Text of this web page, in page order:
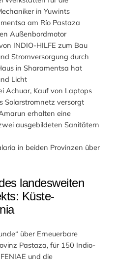
in Yuwints
am Río Pastaza
Außenbordmotor
INDIO-HILFE zum Bau
Stromversorgung durch
in Sharamentsa hat
Licht
Achuar, Kauf von Laptops
Solarstromnetz versorgt
erhalten eine
ausgebildeten Sanitätern
in beiden Provinzen über
landesweiten
Küste-
über Erneuerbare
Pastaza, für 150 Indio-
und die